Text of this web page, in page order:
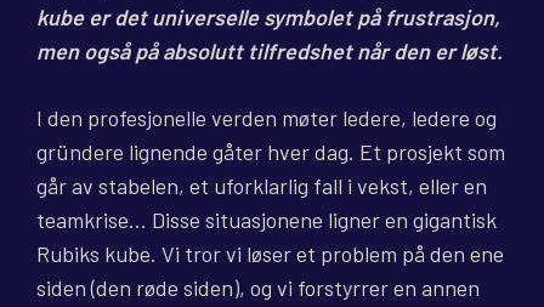
kube er det universelle symbolet på frustrasjon,
men også på absolutt tilfredshet når den er løst.
I den profesjonelle verden møter ledere, ledere og
gründere lignende gåter hver dag. Et prosjekt som
går av stabelen, et uforklarlig fall i vekst, eller en
teamkrise… Disse situasjonene ligner en gigantisk
Rubiks kube. Vi tror vi løser et problem på den ene
siden (den røde siden), og vi forstyrrer en annen